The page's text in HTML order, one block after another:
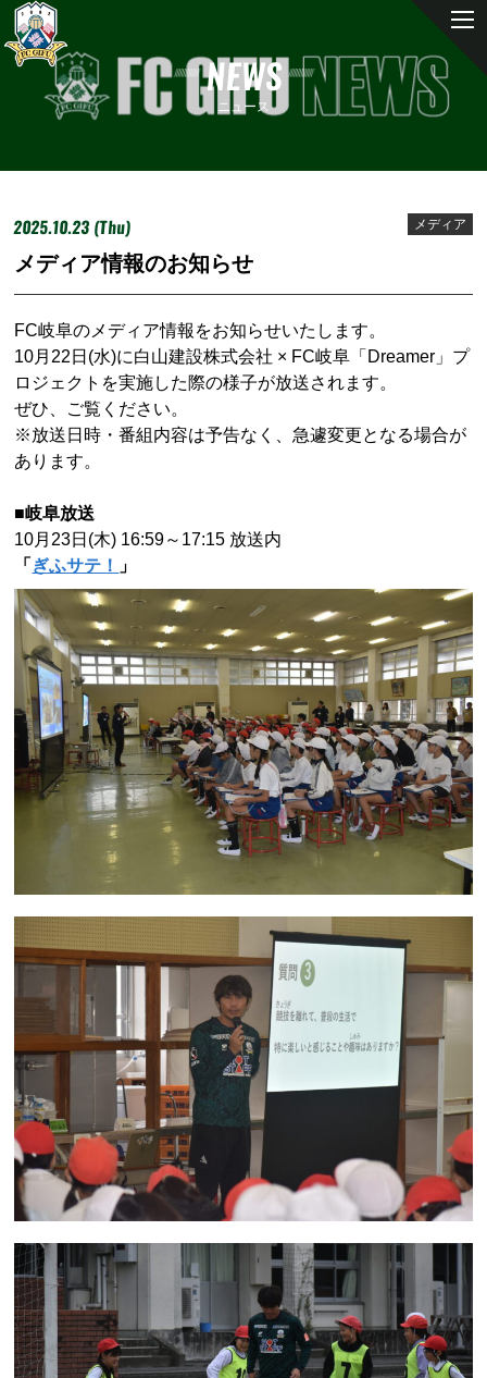
NEWS
ニュース
2025.10.23 (Thu) メディア
メディア情報のお知らせ
FC岐阜のメディア情報をお知らせいたします。
10月22日(水)に白山建設株式会社 × FC岐阜「Dreamer」プ
ロジェクトを実施した際の様子が放送されます。
ぜひ、ご覧ください。
※放送日時・番組内容は予告なく、急遽変更となる場合が
あります。
■岐阜放送
10月23日(木) 16:59～17:15 放送内
「ぎふサテ！ 」